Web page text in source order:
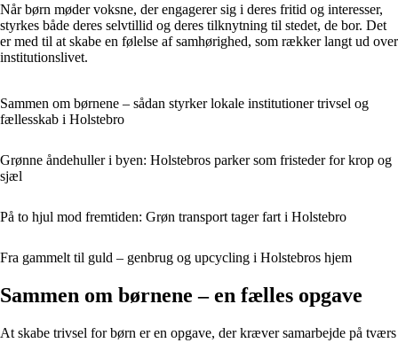
Når børn møder voksne, der engagerer sig i deres fritid og interesser,
styrkes både deres selvtillid og deres tilknytning til stedet, de bor. Det
er med til at skabe en følelse af samhørighed, som rækker langt ud over
institutionslivet.
Sammen om børnene – sådan styrker lokale institutioner trivsel og
fællesskab i Holstebro
Grønne åndehuller i byen: Holstebros parker som fristeder for krop og
sjæl
På to hjul mod fremtiden: Grøn transport tager fart i Holstebro
Fra gammelt til guld – genbrug og upcycling i Holstebros hjem
Sammen om børnene – en fælles opgave
At skabe trivsel for børn er en opgave, der kræver samarbejde på tværs